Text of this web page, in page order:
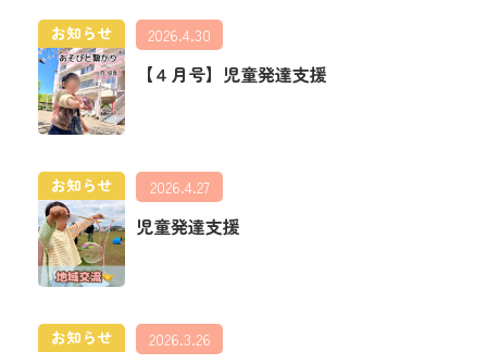
お知らせ
【４月号】児童発達支援
2026.4.30
お知らせ
児童発達支援
2026.4.27
お知らせ 2026.3.26